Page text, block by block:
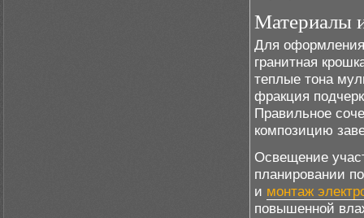
Материалы
Для оформления
гранитная
теплые тона
фракция
Правильное
композицию
Освещение
планировании
и монтаж
повышенной